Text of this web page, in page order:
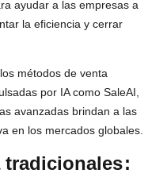
ayudar a las empresas a
la eficiencia y cerrar
métodos de venta
por IA como SaleAI,
avanzadas brindan a las
en los mercados globales.
tradicionales: